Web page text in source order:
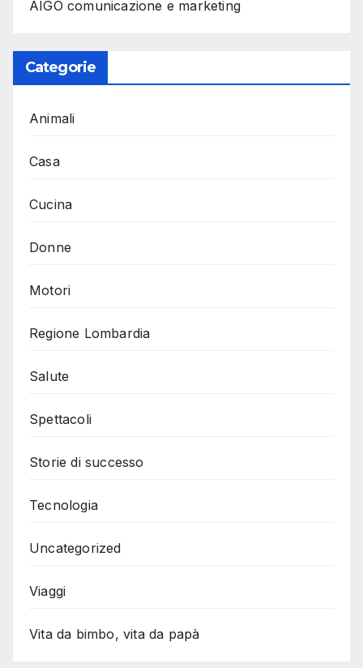
AIGO comunicazione e marketing
Categorie
Animali
Casa
Cucina
Donne
Motori
Regione Lombardia
Salute
Spettacoli
Storie di successo
Tecnologia
Uncategorized
Viaggi
Vita da bimbo, vita da papà